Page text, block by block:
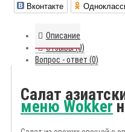
Вконтакте
Описание
Отзывы (0)
Вопрос - ответ (0)
Салат
меню Wokker